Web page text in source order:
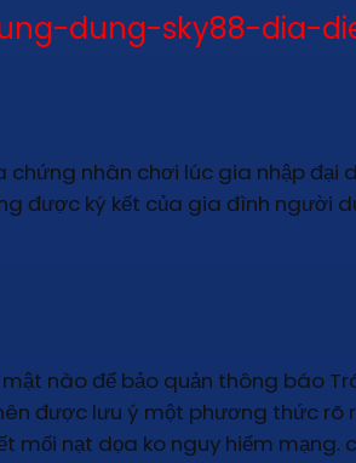
dung-sky88-dia-
nhân chơi lúc gia nhập đại
được ký kết của gia đình người
nào để bảo quản thông báo
được lưu ý một phương thức rõ
nạt dọa ko nguy hiểm mạng.